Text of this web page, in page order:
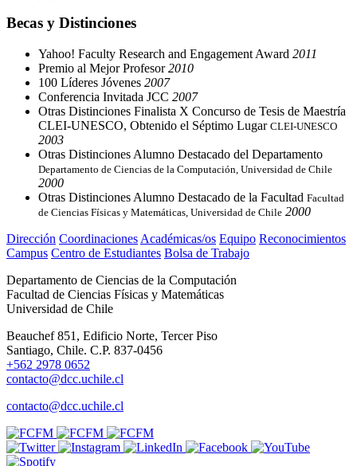
Becas y Distinciones
Yahoo! Faculty Research and Engagement Award 2011
Premio al Mejor Profesor2010
100 Líderes Jóvenes 2007
Conferencia Invitada JCC 2007
Otras Distinciones Finalista X Concurso de Tesis de Maestría
CLEI-UNESCO, Obtenido el Séptimo Lugar CLEI-UNESCO
2003
Otras Distinciones Alumno Destacado del Departamento
Departamento de Ciencias de la Computación, Universidad de Chile
2000
Otras Distinciones Alumno Destacado de la Facultad Facultad
de Ciencias Físicas y Matemáticas, Universidad de Chile 2000
Dirección Coordinaciones Académicas/os Equipo Reconocimientos
Campus Centro de Estudiantes Bolsa de Trabajo
Departamento de Ciencias de la Computación
Facultad de Ciencias Físicas y Matemáticas
Universidad de Chile
Beauchef 851, Edificio Norte, Tercer Piso
Santiago, Chile. C.P. 837-0456
+562 2978 0652
contacto@dcc.uchile.cl
contacto@dcc.uchile.cl